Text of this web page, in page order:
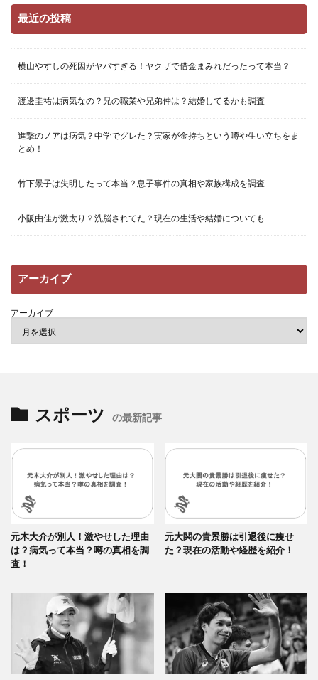
最近の投稿
横山やすしの死因がヤバすぎる！ヤクザで借金まみれだったって本当？
渡邊圭祐は病気なの？兄の職業や兄弟仲は？結婚してるかも調査
進撃のノアは病気？中学でグレた？実家が金持ちという噂や生い立ちをま
とめ！
竹下景子は失明したって本当？息子事件の真相や家族構成を調査
小阪由佳が激太り？洗脳されてた？現在の生活や結婚についても
アーカイブ
アーカイブ
スポーツ の最新記事
元木大介が別人！激やせした理由
は？病気って本当？噂の真相を調
査！
元大関の貴景勝は引退後に痩せ
た？現在の活動や経歴を紹介！